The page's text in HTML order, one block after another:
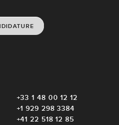
+33 1 48 00 12 12
+1 929 298 3384
+41 22 518 12 85